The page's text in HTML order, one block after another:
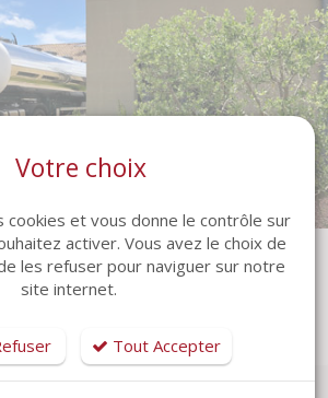
& PROTECTION INCENDIE
En savoir plus
Votre choix
cookies et vous donne le contrôle sur
activer. Vous avez le choix de
les refuser pour naviguer sur notre
site internet.
Tout Accepter